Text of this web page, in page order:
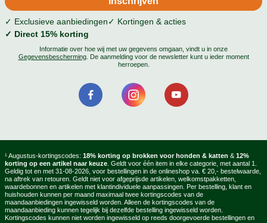
✓ Exclusieve aanbiedingen✓ Kortingen & acties
✓ Direct 15% korting
Informatie over hoe wij met uw gegevens omgaan, vindt u in onze
Gegevensbescherming. De aanmelding voor de newsletter kunt u ieder moment
herroepen.
¹ Augustus-kortingscodes: 18% korting op brokken voor honden & katten & 12%
korting op een artikel naar keuze . Geldt voor één item in elke categorie, met aantal 1.
Geldig tot en met 31-08-2026, voor bestellingen in de onlineshop va. € 20,- bestelwaarde,
na aftrek van retouren. Geldt niet voor afgeprijsde artikelen, welkomstpakketten,
waardebonnen en artikelen met klantindividuele aanpassingen. Per bestelling, klant en
huishouden kunnen per maand maximaal twee kortingscodes van de
maandaanbiedingen ingewisseld worden. Alleen de kortingscodes van de
maandaanbieding kunnen tegelijk bij dezelfde bestelling ingewisseld worden.
Kortingscodes kunnen niet worden ingewisseld op reeds doorgevoerde bestellingen en